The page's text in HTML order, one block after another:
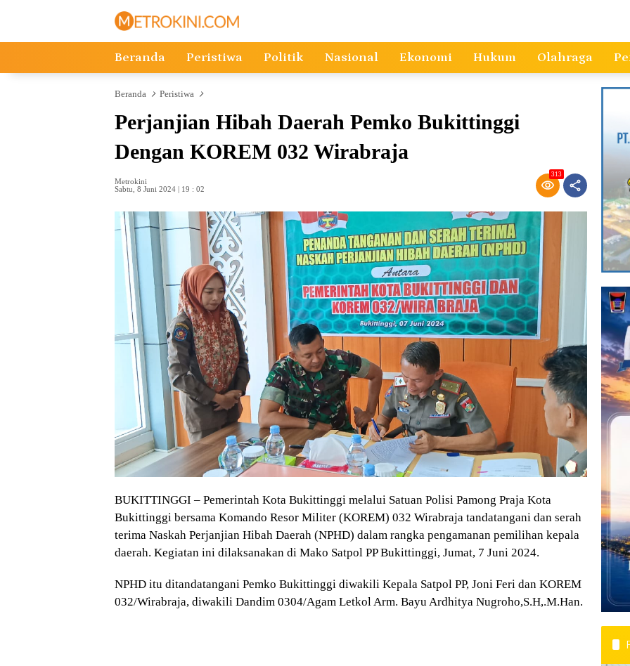
Beranda Peristiwa Politik Nasional Ekonomi Hukum Olahraga
Beranda Peristiwa
Perjanjian Hibah Daerah Pemko Bukittinggi
Dengan KOREM 032 Wirabraja
Metrokini
Sabtu, 8 Juni 2024 | 19 : 02
313
BUKITTINGGI – Pemerintah Kota Bukittinggi melalui Satuan Polisi Pamong Praja Kota
Bukittinggi bersama Komando Resor Militer (KOREM) 032 Wirabraja tandatangani dan serah
terima Naskah Perjanjian Hibah Daerah (NPHD) dalam rangka pengamanan pemilihan kepala
daerah. Kegiatan ini dilaksanakan di Mako Satpol PP Bukittinggi, Jumat, 7 Juni 2024.
NPHD itu ditandatangani Pemko Bukittinggi diwakili Kepala Satpol PP, Joni Feri dan KOREM
032/Wirabraja, diwakili Dandim 0304/Agam Letkol Arm. Bayu Ardhitya Nugroho,S.H,.M.Han.